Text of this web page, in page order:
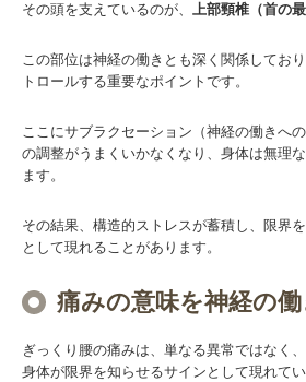
その頭を支えているのが、 上部頸椎（首の最
この部位は神経の働きとも深く関係してお
トロールする重要なポイントです。
ここにサブラクセーション（神経の働きへ
の調整がうまくいかなくなり、身体は無理
ます。
その結果、構造的ストレスが蓄積し、限界
として現れることがあります。
痛みの意味を神経の
ぎっくり腰の痛みは、単なる異常ではなく、
身体が限界を知らせるサインとして現れてい